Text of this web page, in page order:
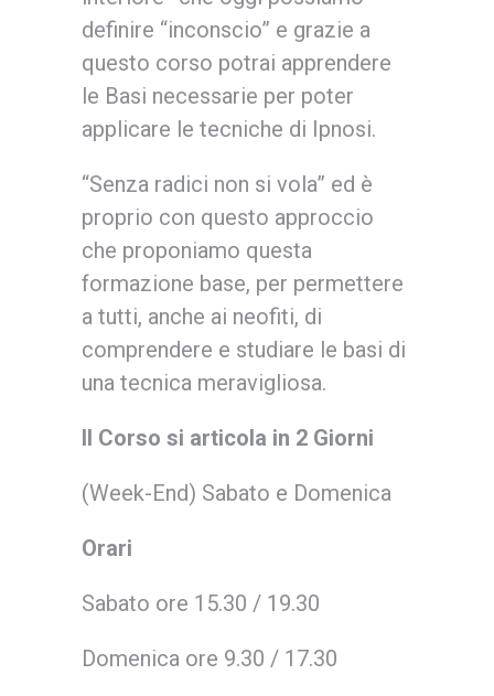
definire “inconscio” e grazie a
questo corso potrai apprendere
le Basi necessarie per poter
applicare le tecniche di Ipnosi.
“Senza radici non si vola” ed è
proprio con questo approccio
che proponiamo questa
formazione base, per permettere
a tutti, anche ai neofiti, di
comprendere e studiare le basi di
una tecnica meravigliosa.
Il Corso si articola in 2 Giorni
(Week-End) Sabato e Domenica
Orari
Sabato ore 15.30 / 19.30
Domenica ore 9.30 / 17.30